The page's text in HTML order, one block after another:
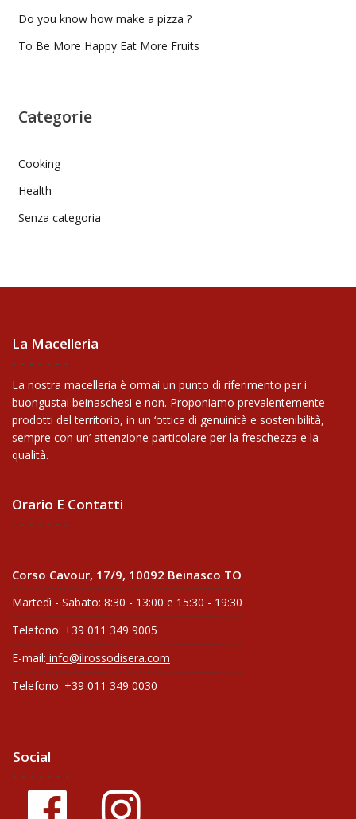
Do you know how make a pizza ?
To Be More Happy Eat More Fruits
Categorie
Cooking
Health
Senza categoria
La Macelleria
La nostra macelleria è ormai un punto di riferimento per i
buongustai beinaschesi e non. Proponiamo prevalentemente
prodotti del territorio, in un ‘ottica di genuinità e sostenibilità,
sempre con un’ attenzione particolare per la freschezza e la
qualità.
Orario E Contatti
Corso Cavour, 17/9, 10092 Beinasco TO
Martedì - Sabato: 8:30 - 13:00 e 15:30 - 19:30
Telefono: +39 011 349 9005
E-mail: info@ilrossodisera.com
Telefono: +39 011 349 0030
Social